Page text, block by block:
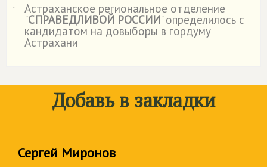
˙
Астраханское региональное отделение
"СПРАВЕДЛИВОЙ РОССИИ" определилось с
кандидатом на довыборы в гордуму
Астрахани
Добавь в закладки
Сергей Миронов